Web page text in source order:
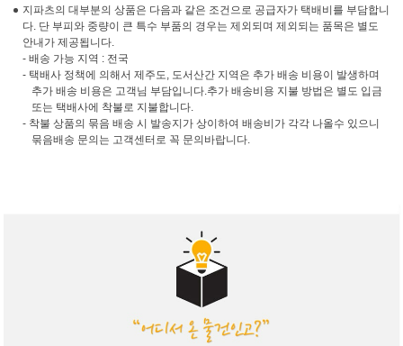
지파츠의 대부분의 상품은 다음과 같은 조건으로 공급자가 택배비를 부담합니
다. 단 부피와 중량이 큰 특수 부품의 경우는 제외되며 제외되는 품목은 별도
안내가 제공됩니다.
- 배송 가능 지역 : 전국
- 택배사 정책에 의해서 제주도, 도서산간 지역은 추가 배송 비용이 발생하며
추가 배송 비용은 고객님 부담입니다.추가 배송비용 지불 방법은 별도 입금
또는 택배사에 착불로 지불합니다.
- 착불 상품의 묶음 배송 시 발송지가 상이하여 배송비가 각각 나올수 있으니
묶음배송 문의는 고객센터로 꼭 문의바랍니다.